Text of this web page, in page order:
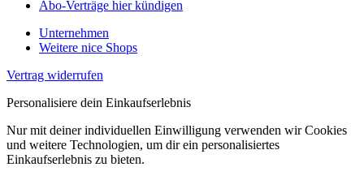
Abo-Verträge hier kündigen
Unternehmen
Weitere nice Shops
Vertrag widerrufen
Personalisiere dein Einkaufserlebnis
Nur mit deiner individuellen Einwilligung verwenden wir Cookies
und weitere Technologien, um dir ein personalisiertes
Einkaufserlebnis zu bieten.